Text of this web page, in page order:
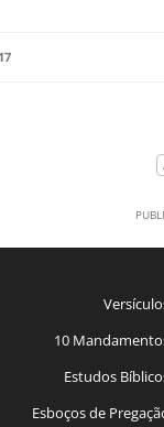
10
Estudos
Esboços de